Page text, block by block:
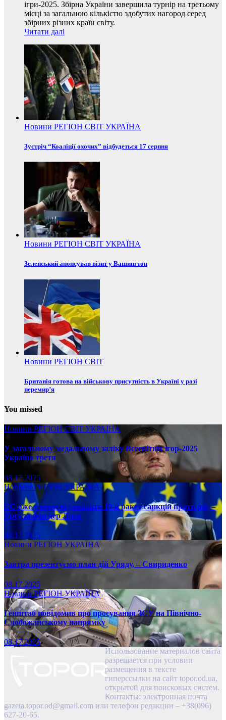
ігри-2025. Збірна України завершила турнір на третьому
місці за загальною кількістю здобутих нагород серед
збірних різних країн світу.
Читати далі
Новини РЕГІОН СВІТ УКРАЇНА
Зустріч “Коаліції охочих” відбудеться 17 серпня
Новини РЕГІОН СВІТ УКРАЇНА
Зеленський анонсував візит у Вашингтон
Новини РЕГІОН СВІТ
Британія готова на військову присутність в Україні у разі
перемир’я
You missed
Новини РЕГІОНСВІТ УКРАЇНА
У загальному медальному заліку Всесвітніх ігор-2025
Україна третя
08.17.2025
НовиниРЕГІОН УКРАЇНА
ЄС вже у вересні ухвалить 19-й ракет санкцій проти рф, –
Урсула фон дер Ляєн
08.17.2025
Новини РЕГІОН УКРАЇНА
Завтра презентуємо план дій Уряду, – Свириденко
08.17.2025
НовиниРЕГІОНУКРАЇНА
Генштаб повідомив про просування ЗСУ на Північно-
Слобожанському напрямку
08.17.2025
Использование материалов сайта
разрешается при условии
размещения в тексте
гиперссылки на сайт topor.od.ua,
открытой для поисковых систем.
Контакты: электронная почта
gazeta.topor.od@gmail.com или телефон редакции – +38(096)
627-20-65.